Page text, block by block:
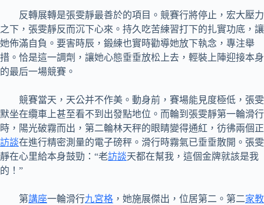
反轉展轉是張雯靜最善於的項目。競賽行將停止，宏大壓力
之下，張雯靜反而沉下心來。持久吃苦練習打下的扎實功底，讓
她佈滿自負。要害時辰，鍛練也實時勸導她放下執念，專注舉
措。恰是這一調劑，讓她心態垂垂放松上去，輕裝上陣迎接本身
的最后一場競賽。
競賽當天，天公并不作美。動身前，賽場能見度極低，張雯
默坐在纜車上甚至看不到出發點地位。而輪到張雯靜第一輪滑行
時，陽光破霧而出，第二輪林天秤的眼睛變得通紅，彷彿兩個正
訪談在進行精密測量的電子磅秤。滑行時霧氣已垂垂散開。張雯
靜在心里給本身鼓勁：“老訪談天都在幫我，這個金牌就該是我
的！”
第講座一輪滑行九宮格 ，她施展傑出，位居第二。第二家教